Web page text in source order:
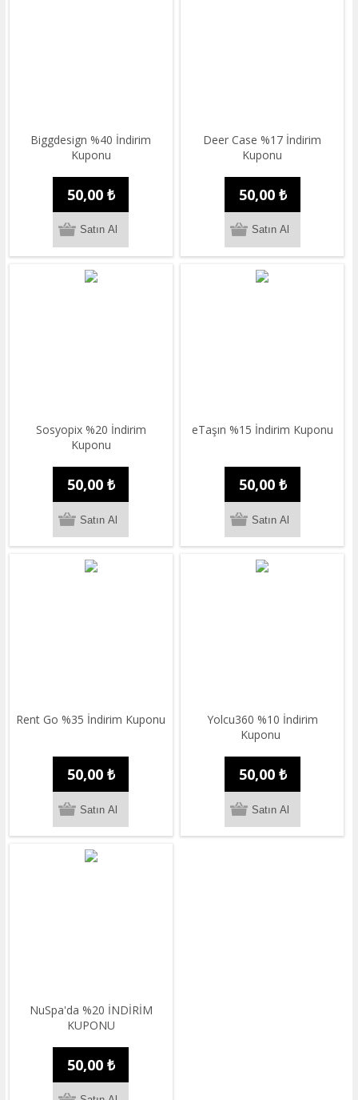
Biggdesign %40 İndirim
Kuponu
50,00 ₺
Deer Case %17 İndirim
Kuponu
50,00 ₺
Sosyopix %20 İndirim
Kuponu
50,00 ₺
eTaşın %15 İndirim Kuponu
50,00 ₺
Rent Go %35 İndirim Kuponu
50,00 ₺
Yolcu360 %10 İndirim
Kuponu
50,00 ₺
NuSpa'da %20 İNDİRİM
KUPONU
50,00 ₺